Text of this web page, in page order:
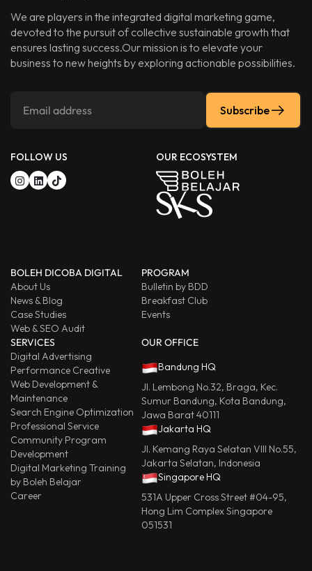
We are players in the integrated digital marketing game,
devoted to the pursuit of collective sustainable growth that
ensures lasting success.Our mission is to elevate your
business to new heights by exploring actionable possibilities.
Subscribe
FOLLOW US OUR ECOSYSTEM
BOLEH DICOBA DIGITAL
About Us
News & Blog
Case Studies
Web & SEO Audit
PROGRAM
Bulletin by BDD
Breakfast Club
Events
SERVICES
Digital Advertising
Performance Creative
Web Development &
Maintenance
Search Engine Optimization
Professional Service
Community Program
Development
Digital Marketing Training
by Boleh Belajar
Career
OUR OFFICE
Bandung HQ
Jl. Lembong No.32, Braga, Kec.
Sumur Bandung, Kota Bandung,
Jawa Barat 40111
Jakarta HQ
Jl. Kemang Raya Selatan VIII No.55,
Jakarta Selatan, Indonesia
Singapore HQ
531A Upper Cross Street #04-95,
Hong Lim Complex Singapore
051531